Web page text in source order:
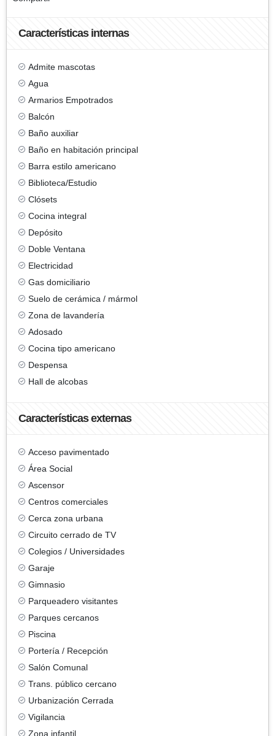
Características internas
Admite mascotas
Agua
Armarios Empotrados
Balcón
Baño auxiliar
Baño en habitación principal
Barra estilo americano
Biblioteca/Estudio
Clósets
Cocina integral
Depósito
Doble Ventana
Electricidad
Gas domiciliario
Suelo de cerámica / mármol
Zona de lavandería
Adosado
Cocina tipo americano
Despensa
Hall de alcobas
Características externas
Acceso pavimentado
Área Social
Ascensor
Centros comerciales
Cerca zona urbana
Circuito cerrado de TV
Colegios / Universidades
Garaje
Gimnasio
Parqueadero visitantes
Parques cercanos
Piscina
Portería / Recepción
Salón Comunal
Trans. público cercano
Urbanización Cerrada
Vigilancia
Zona infantil